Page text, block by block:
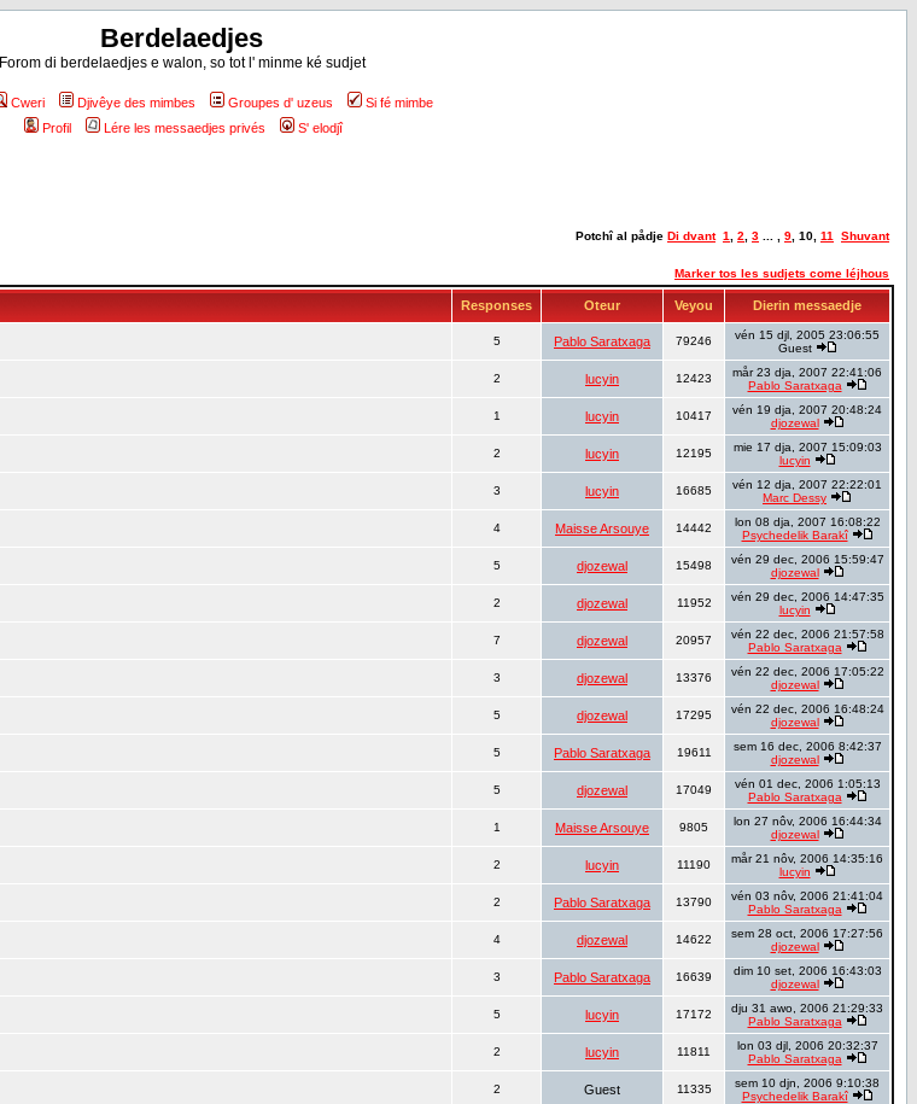
Berdelaedjes
Forom di berdelaedjes e walon, so tot l' minme ké sudjet
Cweri Djivêye des mimbes Groupes d' uzeus
Si fé mimbe
Profil
Lére les messaedjes privés S' elodjî
Potchî al pådje Di dvant 1 2 3 9 10 11 Shuvant
Marker tos les sudjets come léjhous
Responses Oteur Veyou Dierin messaedje
5 Pablo Saratxaga 79246
vén 15 djl, 2005 23:06:55
Guest
2 lucyin 12423
mår 23 dja, 2007 22:41:06
Pablo Saratxaga
1 lucyin 10417
vén 19 dja, 2007 20:48:24
djozewal
2 lucyin 12195
mie 17 dja, 2007 15:09:03
lucyin
3 lucyin 16685
vén 12 dja, 2007 22:22:01
Marc Dessy
4 Maisse Arsouye 14442
lon 08 dja, 2007 16:08:22
Psychedelik Barakî
5 djozewal 15498
vén 29 dec, 2006 15:59:47
djozewal
2 djozewal 11952
vén 29 dec, 2006 14:47:35
lucyin
7 djozewal 20957
vén 22 dec, 2006 21:57:58
Pablo Saratxaga
3 djozewal 13376
vén 22 dec, 2006 17:05:22
djozewal
5 djozewal 17295
vén 22 dec, 2006 16:48:24
djozewal
5 Pablo Saratxaga 19611
sem 16 dec, 2006 8:42:37
djozewal
5 djozewal 17049
vén 01 dec, 2006 1:05:13
Pablo Saratxaga
1 Maisse Arsouye 9805
lon 27 nôv, 2006 16:44:34
djozewal
2 lucyin 11190
mår 21 nôv, 2006 14:35:16
lucyin
2 Pablo Saratxaga 13790
vén 03 nôv, 2006 21:41:04
Pablo Saratxaga
4 djozewal 14622
sem 28 oct, 2006 17:27:56
djozewal
3 Pablo Saratxaga 16639
dim 10 set, 2006 16:43:03
djozewal
5 lucyin 17172
dju 31 awo, 2006 21:29:33
Pablo Saratxaga
2 lucyin 11811
lon 03 djl, 2006 20:32:37
Pablo Saratxaga
2 Guest 11335
sem 10 djn, 2006 9:10:38
Psychedelik Barakî